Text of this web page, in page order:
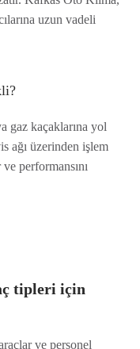
uzun vadeli
gaz kaçaklarına yol
ağı üzerinden işlem
performansını
tipleri için
ve personel